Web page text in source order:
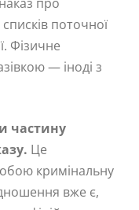
про
поточної
Фізичне
— іноді з
частину
Це
кримінальну
вже є,